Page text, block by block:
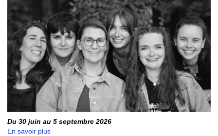
Du 30 juin au 5 septembre 2026
En savoir plus